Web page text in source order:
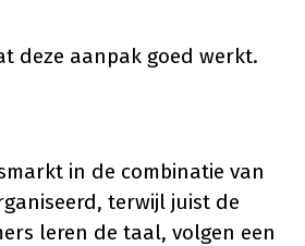
deze aanpak goed werkt.
in de combinatie van
terwijl juist de
leren de taal, volgen een